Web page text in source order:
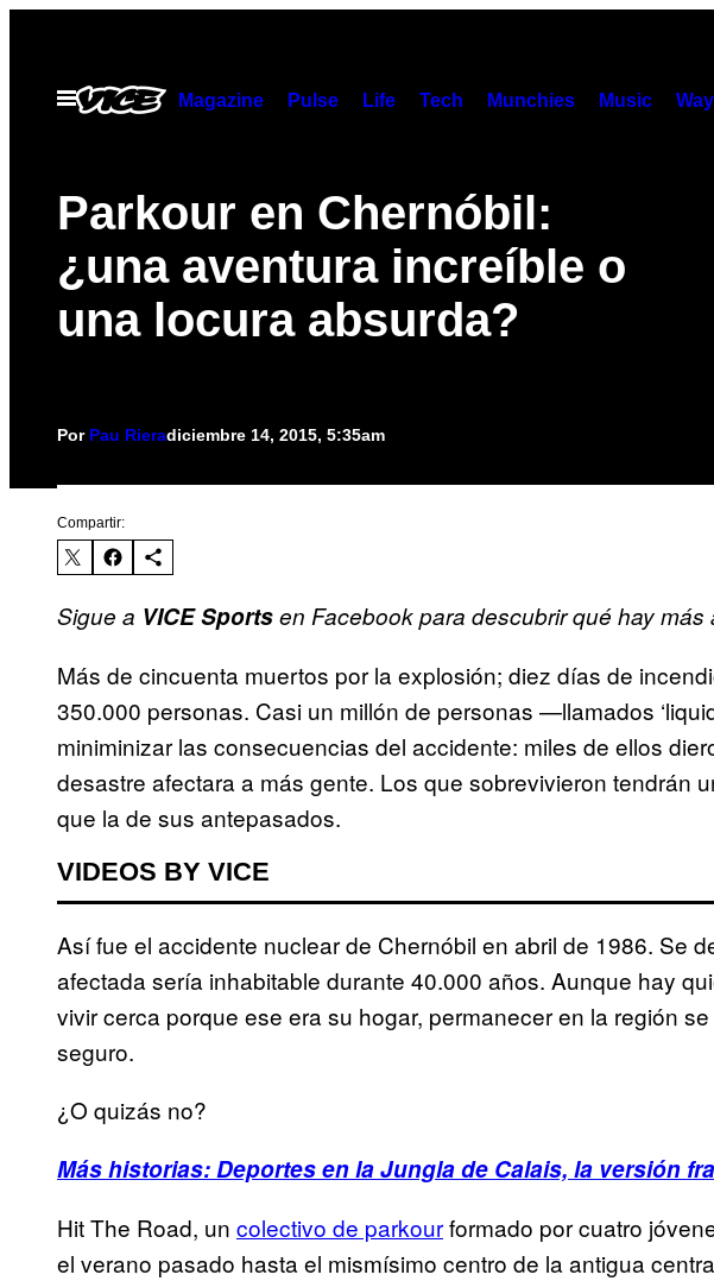
contenido
Abrir
Menú
Magazine Pulse Life Tech Munchies Music
Parkour en Chernóbil:
¿una aventura increíble o
una locura absurda?
Por Pau Rieradiciembre 14, 2015, 5:35am
Compartir:
Sigue a VICE Sportsen Facebook para descubrir qué hay más
Más de cincuenta muertos por la explosión; diez días de
350.000 personas. Casi un millón de personas —llamados
miniminizar las consecuencias del accidente: miles de ellos
desastre afectara a más gente. Los que sobrevivieron tendrán
que la de sus antepasados.
VIDEOS BY VICE
Así fue el accidente nuclear de Chernóbil en abril de 1986. Se
afectada sería inhabitable durante 40.000 años. Aunque hay
vivir cerca porque ese era su hogar, permanecer en la región
seguro.
¿O quizás no?
Más historias: Deportes en la Jungla de Calais, la versión
Hit The Road, un colectivo de parkourformado por cuatro
el verano pasado hasta el mismísimo centro de la antigua